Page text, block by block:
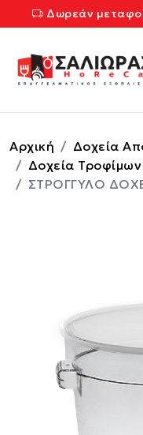
Δωρεάν
Αρχική
Δοχεία
Δοχεία Τροφίμων
ΣΤΡΟΓΓΥΛΟ